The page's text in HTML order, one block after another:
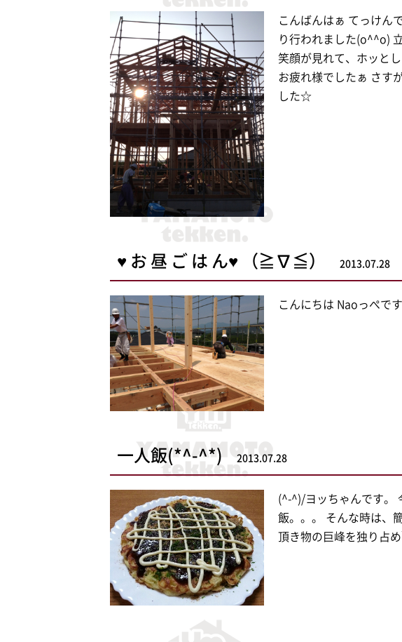
こんばんはぁ てっけん
り行われました(o^^o)
笑顔が見れて、ホッと
お疲れ様でしたぁ さす
した☆
♥ お 昼 ご は ん♥ （≧∇≦） 2013.07.28
こんにちは Naoっぺ
一人飯(*^-^*) 2013.07.28
(^-^)/ヨッちゃんです。
飯。。。 そんな時は、
頂き物の巨峰を独り占